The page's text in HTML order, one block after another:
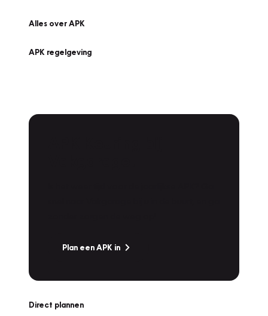
Alles over APK
APK regelgeving
Plan een APK in
Direct plannen